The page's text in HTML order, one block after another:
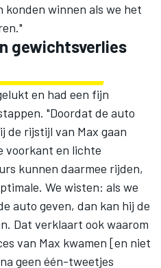
winnen als we het
gewichtsverlies
en had een fijn
. "Doordat de auto
de rijstijl van Max gaan
voorkant en lichte
kunnen daarmee rijden,
We wisten: als we
auto geven, dan kan hij de
Dat verklaart ook waarom
van Max kwamen [en niet
geen één-tweetjes